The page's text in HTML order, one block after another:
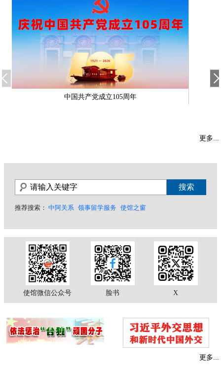
中国共产党成立105周年
更多...
推荐搜索： 中阿关系 领事留学服务 使馆之窗
使馆微信公众号 脸书 X
更多...